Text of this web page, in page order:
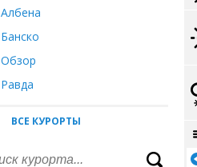
Албена
Банско
Обзор
Равда
ВСЕ КУРОРТЫ